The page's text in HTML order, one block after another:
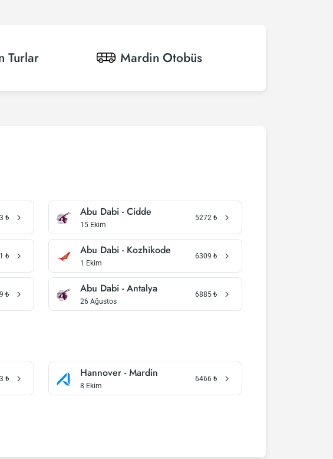
Turlar Mardin Otobüs
₺ Abu Dabi - Cidde
15 Ekim
5272 ₺
₺ Abu Dabi - Kozhikode
1 Ekim
6309 ₺
₺ Abu Dabi - Antalya
26 Ağustos
6885 ₺
₺ Hannover - Mardin
8 Ekim
6466 ₺